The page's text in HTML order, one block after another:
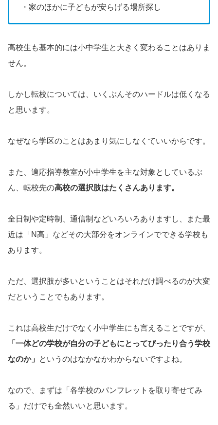
・家のほかに子どもが安らげる場所探し
高校生も基本的には小中学生と大きく変わることはありま
せん。
しかし転校については、いくぶんそのハードルは低くなる
と思います。
なぜなら学区のことはあまり気にしなくていいからです。
また、適応指導教室が小中学生を主な対象としているぶ
ん、転校先の高校の選択肢はたくさんあります。
全日制や定時制、通信制などいろいろありますし、また最
近は「N高」などその大部分をオンラインでできる学校も
あります。
ただ、選択肢が多いということはそれだけ調べるのが大変
だということでもあります。
これは高校生だけでなく小中学生にも言えることですが、
「一体どの学校が自分の子どもにとってぴったり合う学校
なのか」
というのはなかなかわからないですよね。
なので、まずは「各学校のパンフレットを取り寄せてみ
る」だけでも全然いいと思います。